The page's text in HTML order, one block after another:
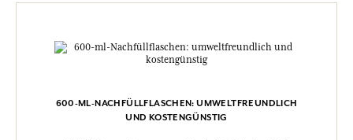
600-ML-NACHFÜLLFLASCHEN: UMWELTFREUNDLICH
UND KOSTENGÜNSTIG